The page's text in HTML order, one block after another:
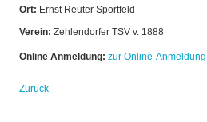
Ort: Ernst Reuter Sportfeld
Verein: Zehlendorfer TSV v. 1888
Online Anmeldung: zur Online-Anmeldung
Zurück